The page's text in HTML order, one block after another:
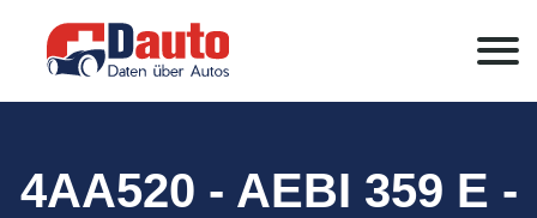
4AA520 - AEBI 359 E -